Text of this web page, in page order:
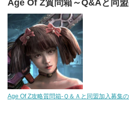
Age Of Z質問箱～Q&Aと同
Age Of Z攻略質問箱-Ｑ＆Ａと同盟加入募集